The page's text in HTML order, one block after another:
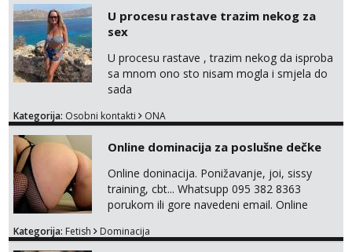
markodalic37@gmail.com
U procesu rastave trazim nekog za
sex
U procesu rastave , trazim nekog da isproba
sa mnom ono sto nisam mogla i smjela do
sada
Kategorija: Osobni kontakti ONA
Online dominacija za poslušne dečke
Online doninacija. Ponižavanje, joi, sissy
training, cbt... Whatsupp 095 382 8363
porukom ili gore navedeni email. Online
uživo nakon mjesečnog druženja . Čekam te
Kategorija: Fetish Dominacija